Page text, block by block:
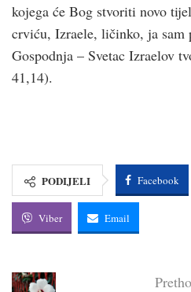
kojega će Bog stvoriti novo
crviću, Izraele, ličinko, ja sam
Gospodnja – Svetac Izraelov
41,14).
PODIJELI Facebook
Viber Email